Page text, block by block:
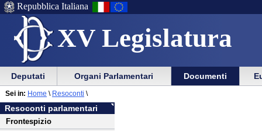
XV Legislatura
Menu
di
ausilio
alla
navigazione
Vai
Menu
di
navigazione
principale
Repubblica Italiana
Menu
di
navigazione
principale
Vai
menu
di
sezione
Deputati Organi Parlamentari Documenti
Vai
al
contenuto
Resoconti parlamentari
Frontespizio
Sei in: Home \ Resoconti \